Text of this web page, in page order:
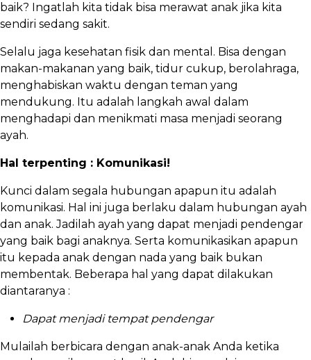
baik? Ingatlah kita tidak bisa merawat anak jika kita
sendiri sedang sakit.
Selalu jaga kesehatan fisik dan mental. Bisa dengan
makan-makanan yang baik, tidur cukup, berolahraga,
menghabiskan waktu dengan teman yang
mendukung. Itu adalah langkah awal dalam
menghadapi dan menikmati masa menjadi seorang
ayah.
Hal terpenting : Komunikasi!
Kunci dalam segala hubungan apapun itu adalah
komunikasi. Hal ini juga berlaku dalam hubungan ayah
dan anak. Jadilah ayah yang dapat menjadi pendengar
yang baik bagi anaknya. Serta komunikasikan apapun
itu kepada anak dengan nada yang baik bukan
membentak. Beberapa hal yang dapat dilakukan
diantaranya :
Dapat menjadi tempat pendengar
Mulailah berbicara dengan anak-anak Anda ketika